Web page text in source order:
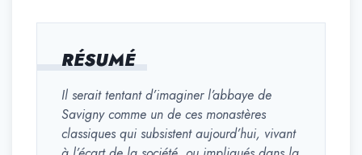
RÉSUMÉ
Il serait tentant d’imaginer l’abbaye de
Savigny comme un de ces monastères
classiques qui subsistent aujourd’hui, vivant